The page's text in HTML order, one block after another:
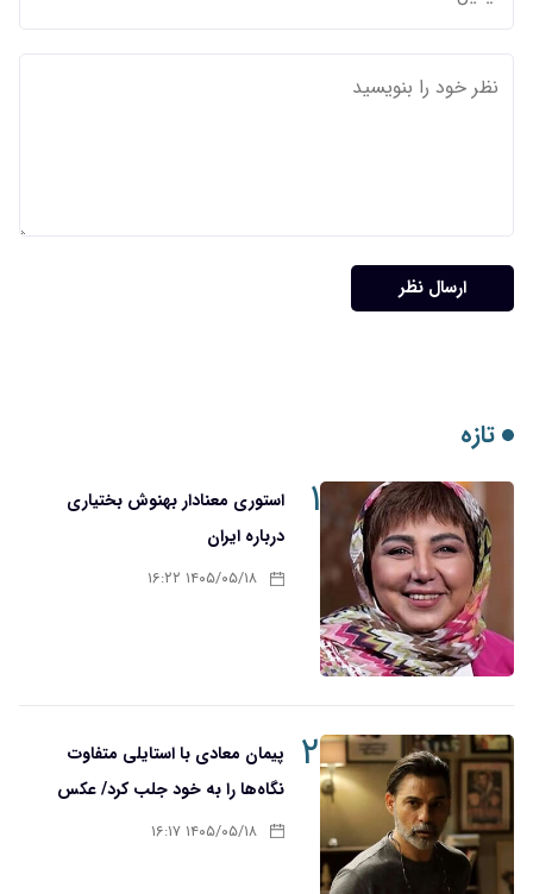
۱
استوری معنادار بهنوش بختیاری
درباره ایران
۱۴۰۵/۰۵/۱۸ ۱۶:۲۲
۲
پیمان معادی با استایلی متفاوت
نگاه‌ها را به خود جلب کرد/ عکس
۱۴۰۵/۰۵/۱۸ ۱۶:۱۷